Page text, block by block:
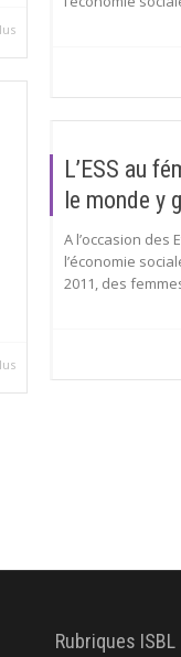
L’ESS au
le monde y
A l’occasion des
l’économie
2011, des
Rubriques ISBL